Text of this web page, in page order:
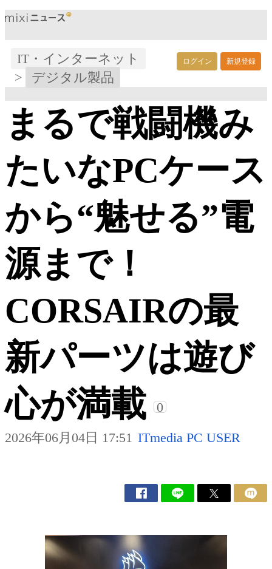
ログイン 新規登録
IT・インターネット
>
デジタル製品
まるで戦闘機み
たいなPCケース
から“魅せる”電
源まで！
CORSAIRの最
新パーツは遊び
心が満載
0
2026年06月04日 17:51 ITmedia PC USER